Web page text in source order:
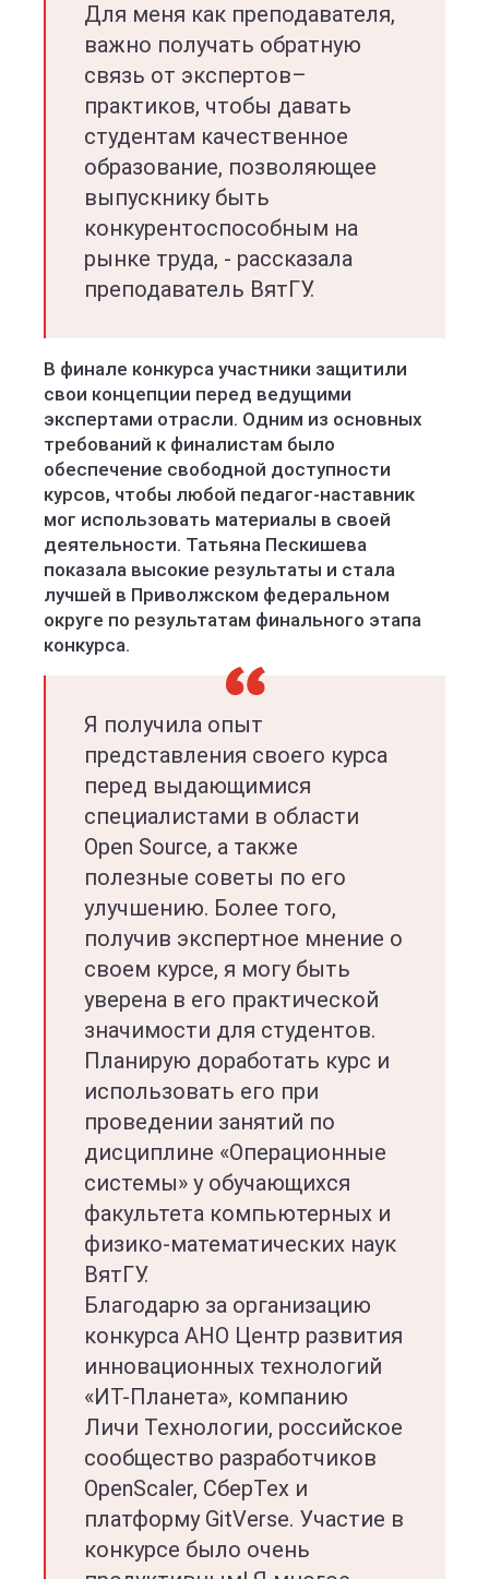
Для меня как преподавателя,
важно получать обратную
связь от экспертов–
практиков, чтобы давать
студентам качественное
образование, позволяющее
выпускнику быть
конкурентоспособным на
рынке труда, - рассказала
преподаватель ВятГУ.
В финале конкурса участники защитили
свои концепции перед ведущими
экспертами отрасли. Одним из основных
требований к финалистам было
обеспечение свободной доступности
курсов, чтобы любой педагог-наставник
мог использовать материалы в своей
деятельности. Татьяна Пескишева
показала высокие результаты и стала
лучшей в Приволжском федеральном
округе по результатам финального этапа
конкурса.
Я получила опыт
представления своего курса
перед выдающимися
специалистами в области
Open Source, а также
полезные советы по его
улучшению. Более того,
получив экспертное мнение о
своем курсе, я могу быть
уверена в его практической
значимости для студентов.
Планирую доработать курс и
использовать его при
проведении занятий по
дисциплине «Операционные
системы» у обучающихся
факультета компьютерных и
физико-математических наук
ВятГУ.
Благодарю за организацию
конкурса АНО Центр развития
инновационных технологий
«ИТ-Планета», компанию
Личи Технологии, российское
сообщество разработчиков
OpenScaler, СберТех и
платформу GitVerse. Участие в
конкурсе было очень